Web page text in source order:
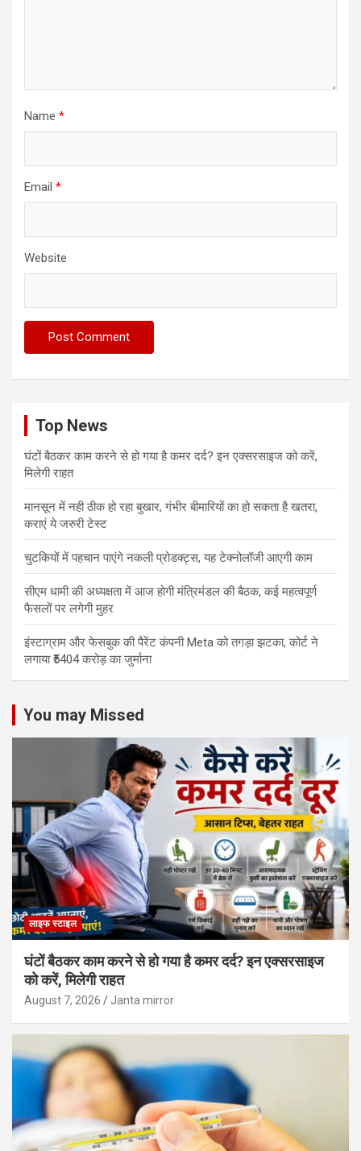
Name *
Email *
Website
Top News
घंटों बैठकर काम करने से हो गया है कमर दर्द? इन एक्सरसाइज को करें,
मिलेगी राहत
मानसून में नही ठीक हो रहा बुखार, गंभीर बीमारियों का हो सकता है खतरा,
कराएं ये जरुरी टेस्ट
चुटकियों में पहचान पाएंगे नकली प्रोडक्ट्स, यह टेक्नोलॉजी आएगी काम
सीएम धामी की अध्यक्षता में आज होगी मंत्रिमंडल की बैठक, कई महत्वपूर्ण
फैसलों पर लगेगी मुहर
इंस्टाग्राम और फेसबुक की पैरेंट कंपनी Meta को तगड़ा झटका, कोर्ट ने
लगाया ₹5404 करोड़ का जुर्माना
You may Missed
लाइफ स्टाइल
घंटों बैठकर काम करने से हो गया है कमर दर्द? इन एक्सरसाइज
को करें, मिलेगी राहत
August 7, 2026 Janta mirror